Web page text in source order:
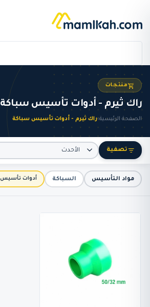
منتجات
راك ثيرم - أدوات تأسيس سباكة
الصفحة الرئيسية›راك ثيرم - أدوات تأسيس سباكة
تصفية
مواد التأسيس السباكة أدوات